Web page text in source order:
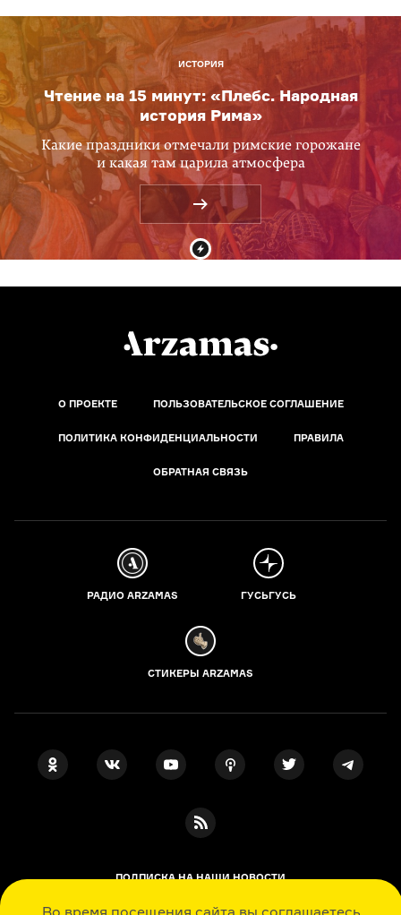
Во время посещения сайта вы соглашаетесь
ИСТОРИЯ
Чтение на 15 минут: «Плебс. Народная
история Рима»
Какие праздники отмечали римские горожане
и какая там царила атмосфера
О ПРОЕКТЕ ПОЛЬЗОВАТЕЛЬСКОЕ СОГЛАШЕНИЕ
ПОЛИТИКА КОНФИДЕНЦИАЛЬНОСТИ ПРАВИЛА
ОБРАТНАЯ СВЯЗЬ
РАДИО ARZAMAS ГУСЬГУСЬ
СТИКЕРЫ ARZAMAS
ПОДПИСКА НА НАШИ НОВОСТИ